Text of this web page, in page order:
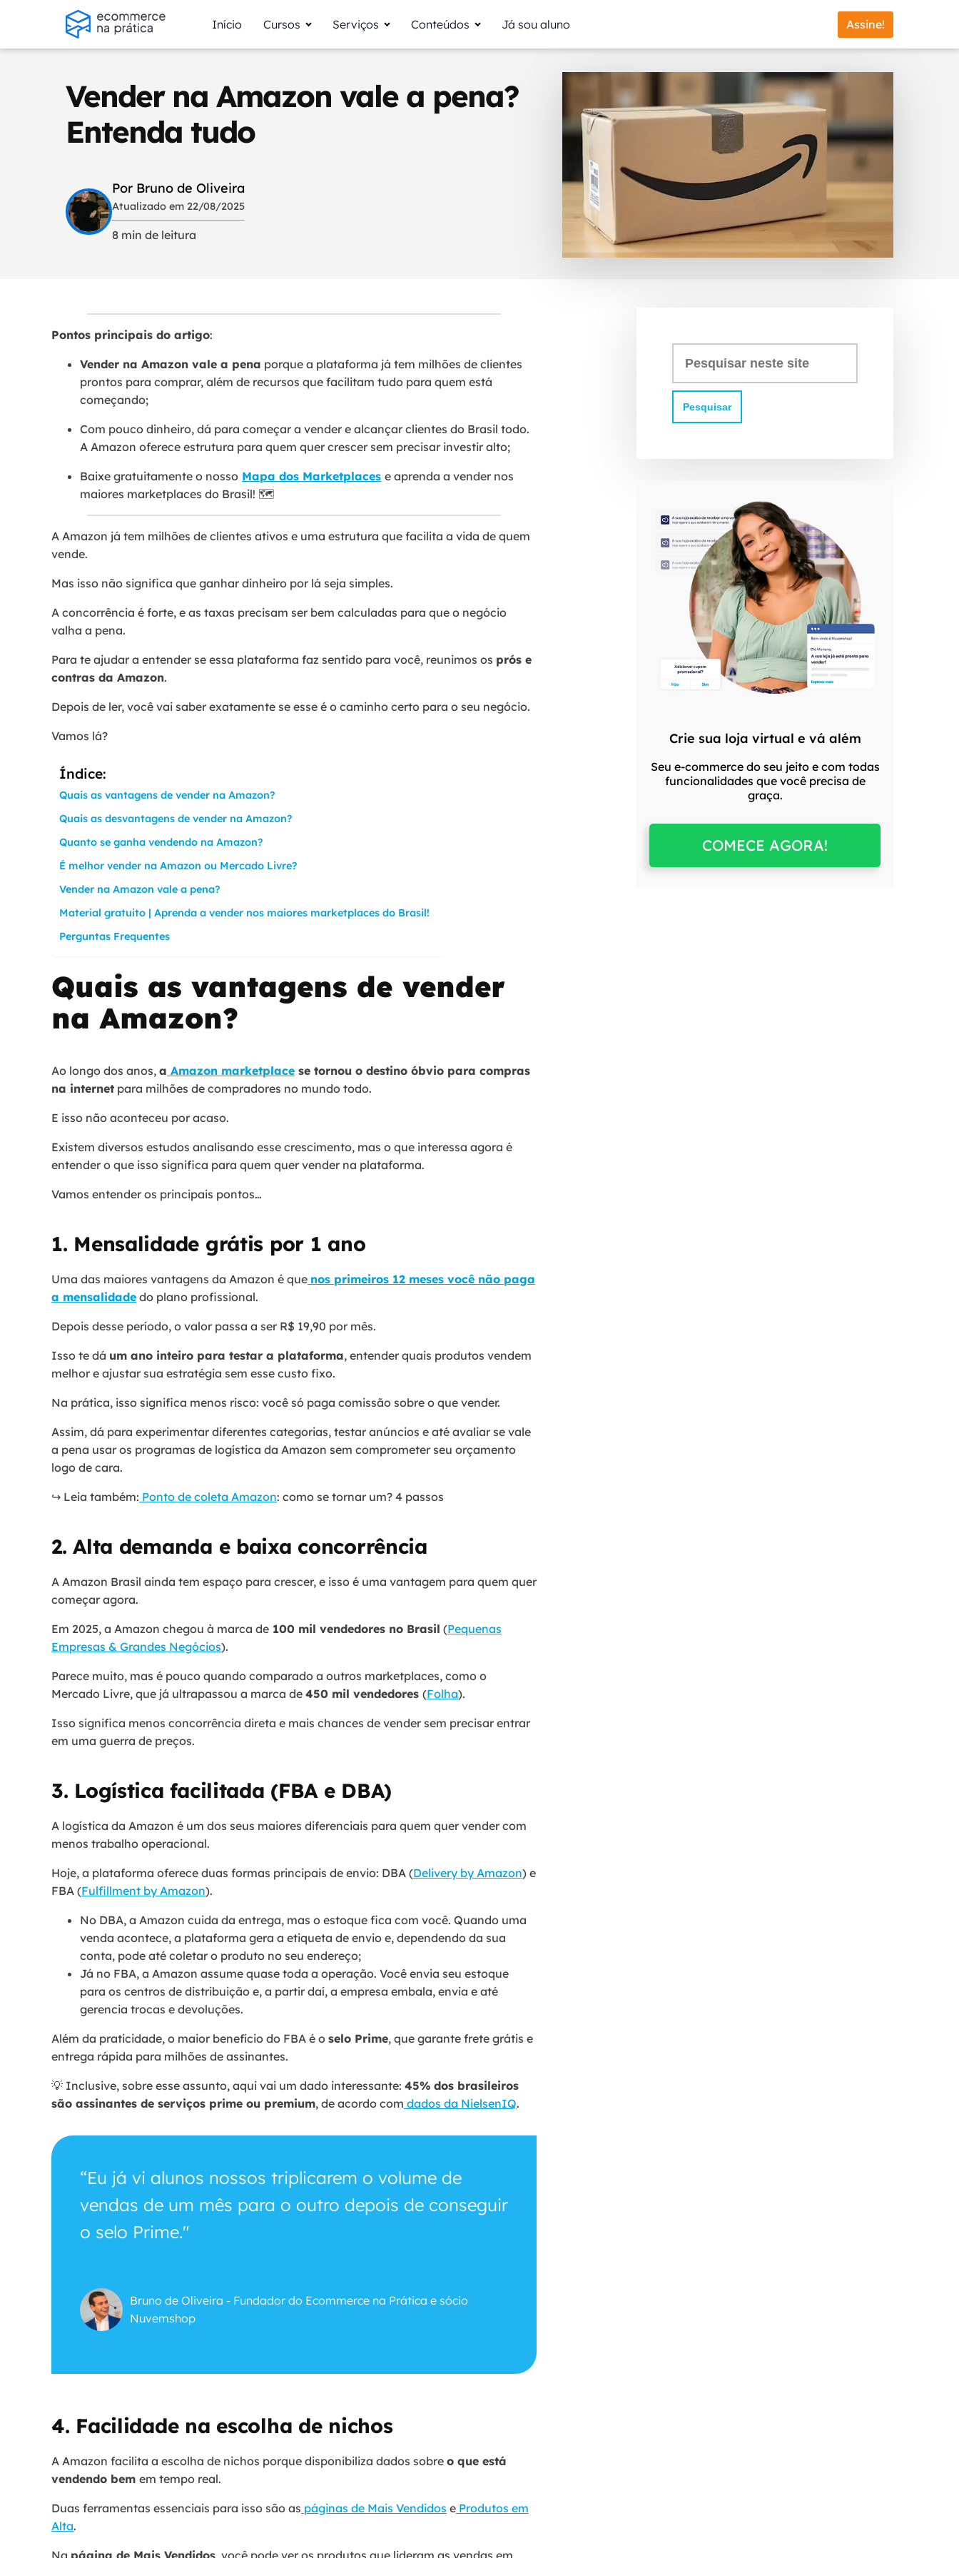
Início Cursos Serviços Conteúdos Já sou aluno Assine!
Vender na Amazon vale a pena?
Entenda tudo
Por Bruno de Oliveira
Atualizado em 22/08/2025
8 min de leitura
Pontos principais do artigo:
Vender na Amazon vale a pena porque a plataforma já tem milhões de clientes
prontos para comprar, além de recursos que facilitam tudo para quem está
começando;
Com pouco dinheiro, dá para começar a vender e alcançar clientes do Brasil todo.
A Amazon oferece estrutura para quem quer crescer sem precisar investir alto;
Baixe gratuitamente o nosso Mapa dos Marketplaces e aprenda a vender nos
maiores marketplaces do Brasil! 🗺️
A Amazon já tem milhões de clientes ativos e uma estrutura que facilita a vida de quem
vende.
Mas isso não significa que ganhar dinheiro por lá seja simples.
A concorrência é forte, e as taxas precisam ser bem calculadas para que o negócio
valha a pena.
Para te ajudar a entender se essa plataforma faz sentido para você, reunimos os prós e
contras da Amazon.
Depois de ler, você vai saber exatamente se esse é o caminho certo para o seu negócio.
Vamos lá?
Índice:
Quais as vantagens de vender na Amazon?
Quais as desvantagens de vender na Amazon?
Quanto se ganha vendendo na Amazon?
É melhor vender na Amazon ou Mercado Livre?
Vender na Amazon vale a pena?
Material gratuito | Aprenda a vender nos maiores marketplaces do Brasil!
Perguntas Frequentes
Quais as vantagens de vender
na Amazon?
Ao longo dos anos, a Amazon marketplace se tornou o destino óbvio para compras
na internet para milhões de compradores no mundo todo.
E isso não aconteceu por acaso.
Existem diversos estudos analisando esse crescimento, mas o que interessa agora é
entender o que isso significa para quem quer vender na plataforma.
Vamos entender os principais pontos…
1. Mensalidade grátis por 1 ano
Uma das maiores vantagens da Amazon é que nos primeiros 12 meses você não paga
a mensalidade do plano profissional.
Depois desse período, o valor passa a ser R$ 19,90 por mês.
Isso te dá um ano inteiro para testar a plataforma, entender quais produtos vendem
melhor e ajustar sua estratégia sem esse custo fixo.
Na prática, isso significa menos risco: você só paga comissão sobre o que vender.
Assim, dá para experimentar diferentes categorias, testar anúncios e até avaliar se vale
a pena usar os programas de logística da Amazon sem comprometer seu orçamento
logo de cara.
↪️ Leia também: Ponto de coleta Amazon: como se tornar um? 4 passos
2. Alta demanda e baixa concorrência
A Amazon Brasil ainda tem espaço para crescer, e isso é uma vantagem para quem quer
começar agora.
Em 2025, a Amazon chegou à marca de 100 mil vendedores no Brasil (Pequenas
Empresas & Grandes Negócios).
Parece muito, mas é pouco quando comparado a outros marketplaces, como o
Mercado Livre, que já ultrapassou a marca de 450 mil vendedores (Folha).
Isso significa menos concorrência direta e mais chances de vender sem precisar entrar
em uma guerra de preços.
3. Logística facilitada (FBA e DBA)
A logística da Amazon é um dos seus maiores diferenciais para quem quer vender com
menos trabalho operacional.
Hoje, a plataforma oferece duas formas principais de envio: DBA (Delivery by Amazon) e
FBA (Fulfillment by Amazon).
No DBA, a Amazon cuida da entrega, mas o estoque fica com você. Quando uma
venda acontece, a plataforma gera a etiqueta de envio e, dependendo da sua
conta, pode até coletar o produto no seu endereço;
Já no FBA, a Amazon assume quase toda a operação. Você envia seu estoque
para os centros de distribuição e, a partir daí, a empresa embala, envia e até
gerencia trocas e devoluções.
Além da praticidade, o maior benefício do FBA é o selo Prime, que garante frete grátis e
entrega rápida para milhões de assinantes.
💡 Inclusive, sobre esse assunto, aqui vai um dado interessante: 45% dos brasileiros
são assinantes de serviços prime ou premium, de acordo com dados da NielsenIQ.
“Eu já vi alunos nossos triplicarem o volume de
vendas de um mês para o outro depois de conseguir
o selo Prime."
Bruno de Oliveira - Fundador do Ecommerce na Prática e sócio
Nuvemshop
4. Facilidade na escolha de nichos
A Amazon facilita a escolha de nichos porque disponibiliza dados sobre o que está
vendendo bem em tempo real.
Duas ferramentas essenciais para isso são as páginas de Mais Vendidos e Produtos em
Alta.
Na página de Mais Vendidos , você pode ver os produtos que lideram as vendas em
neste
site:
Crie sua loja virtual e vá além
Seu e-commerce do seu jeito e com todas
funcionalidades que você precisa de
graça.
COMECE AGORA!